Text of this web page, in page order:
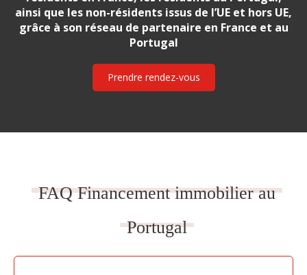
ainsi que les non-résidents issus de l’UE et hors UE,
grâce à son réseau de partenaire en France et au
Portugal
Prendre rendez-vous
FAQ Financement immobilier au
Portugal